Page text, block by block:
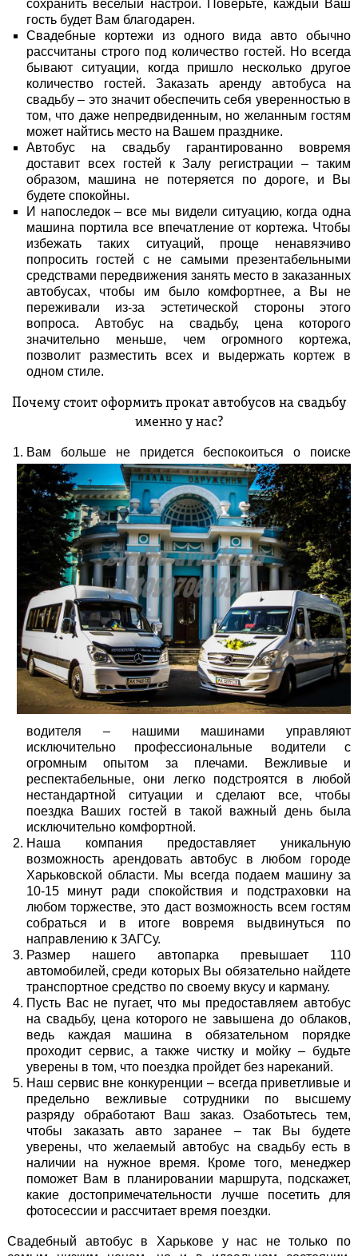
сохранить веселый настрой. Поверьте, каждый Ваш
гость будет Вам благодарен.
Свадебные кортежи из одного вида авто обычно
рассчитаны строго под количество гостей. Но всегда
бывают ситуации, когда пришло несколько другое
количество гостей. Заказатьаренду автобуса на
свадьбу– это значит обеспечить себя уверенностью в
том, что даже непредвиденным, но желанным гостям
может найтись место на Вашем празднике.
Автобус на свадьбу
гарантированно вовремя
доставит всех гостей к Залу регистрации – таким
образом, машина не потеряется по дороге, и Вы
будете спокойны.
И напоследок – все мы видели ситуацию, когда одна
машина портила все впечатление от кортежа. Чтобы
избежать таких ситуаций, проще ненавязчиво
попросить гостей с не самыми презентабельными
средствами передвижения занять место в заказанных
автобусах, чтобы им было комфортнее, а Вы не
переживали из-за эстетической стороны этого
вопроса. Автобус на свадьбу, цена которого
значительно меньше, чем огромного кортежа,
позволит разместить всех и выдержать кортеж в
одном стиле.
Почему стоит оформить прокат автобусов на свадьбу
именно у нас?
Вам больше не придется беспокоиться о поиске
водителя – нашими машинами управляют
исключительно профессиональные водители с
огромным опытом за плечами. Вежливые и
респектабельные, они легко подстроятся в любой
нестандартной ситуации и сделают все, чтобы
поездка Ваших гостей в такой важный день была
исключительно комфортной.
Наша компания предоставляет уникальную
возможность арендовать автобус в любом городе
Харьковской области. Мы всегда подаем машину за
10-15 минут ради спокойствия и подстраховки на
любом торжестве, это даст возможность всем гостям
собраться и в итоге вовремя выдвинуться по
направлению к ЗАГСу.
Размер нашего автопарка превышает 110
автомобилей, среди которых Вы обязательно найдете
транспортное средство по своему вкусу и карману.
Пусть Вас не пугает, что мы предоставляем автобус
на свадьбу, цена которого не завышена до облаков,
ведь каждая машина в обязательном порядке
проходит сервис, а также чистку и мойку – будьте
уверены в том, что поездка пройдет без нареканий.
Наш сервис вне конкуренции – всегда приветливые и
предельно вежливые сотрудники по высшему
разряду обработают Ваш заказ. Озаботьтесь тем,
чтобы заказать авто заранее – так Вы будете
уверены, что желаемый автобус на свадьбу есть в
наличии на нужное время. Кроме того, менеджер
поможет Вам в планировании маршрута, подскажет,
какие достопримечательности лучше посетить для
фотосессии и рассчитает время поездки.
Свадебный автобус в Харьковеу нас не только по